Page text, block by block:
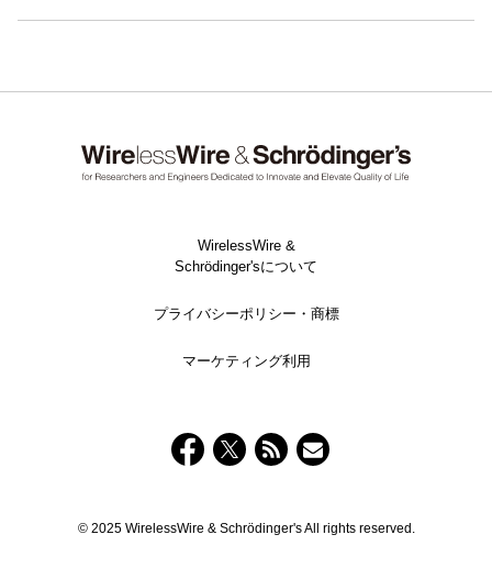
WirelessWire &
Schrödinger'sについて
プライバシーポリシー・商標
マーケティング利用
© 2025 WirelessWire & Schrödinger's All rights reserved.